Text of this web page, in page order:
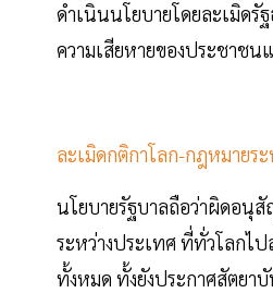
ดำเนินนโยบายโดยละเมิดรั
ความเสียหายของประชาชน
ละเมิดกติกาโลก-กฎหมายร
นโยบายรัฐบาลถือว่าผิดอนุ
ระหว่างประเทศ ที่ทั่วโลกไ
ทั้งหมด ทั้งยังประกาศสัตย